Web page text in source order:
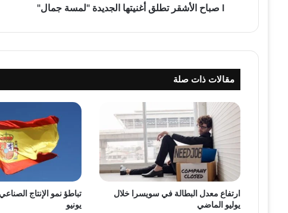
ت
ق
ن
ي
ت
ه
ا
ل
ج
د
I صباح الأشقر تطلق أغنيتها الجديدة "لمسة جمال"
أ
ل
ا
أ
مقالات ذات صلة
ارتفاع معدل البطالة في سويسرا خلال
يوليو الماضي
تباطؤ نمو الإنتاج
يونيو